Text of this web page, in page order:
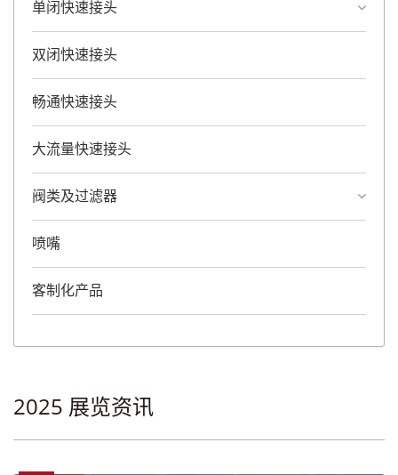
单闭快速接头
双闭快速接头
畅通快速接头
大流量快速接头
阀类及过滤器
喷嘴
客制化产品
2025 展览资讯